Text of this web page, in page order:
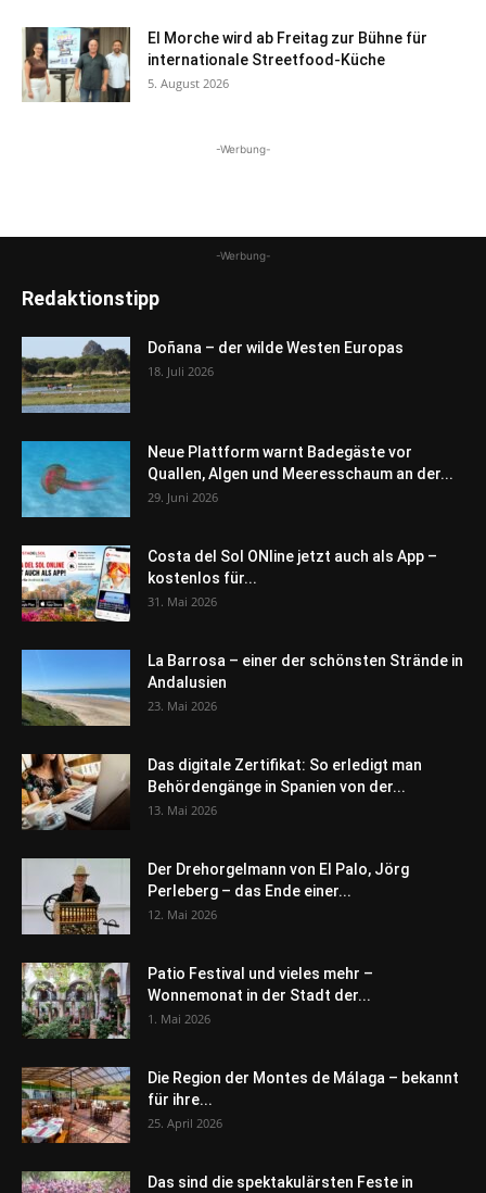
El Morche wird ab Freitag zur Bühne für
internationale Streetfood-Küche
5. August 2026
-Werbung-
-Werbung-
Redaktionstipp
Doñana – der wilde Westen Europas
18. Juli 2026
Neue Plattform warnt Badegäste vor
Quallen, Algen und Meeresschaum an der...
29. Juni 2026
Costa del Sol ONline jetzt auch als App –
kostenlos für...
31. Mai 2026
La Barrosa – einer der schönsten Strände in
Andalusien
23. Mai 2026
Das digitale Zertifikat: So erledigt man
Behördengänge in Spanien von der...
13. Mai 2026
Der Drehorgelmann von El Palo, Jörg
Perleberg – das Ende einer...
12. Mai 2026
Patio Festival und vieles mehr –
Wonnemonat in der Stadt der...
1. Mai 2026
Die Region der Montes de Málaga – bekannt
für ihre...
25. April 2026
Das sind die spektakulärsten Feste in